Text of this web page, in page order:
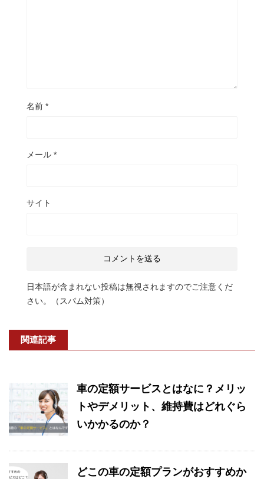
名前 *
メール *
サイト
日本語が含まれない投稿は無視されますのでご注意くだ
さい。（スパム対策）
関連記事
車の定額サービスとはなに？メリッ
トやデメリット、維持費はどれぐら
いかかるのか？
どこの車の定額プランがおすすめか